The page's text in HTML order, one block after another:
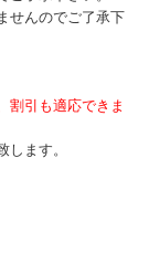
せんのでご了承下
割引も適応できま
ます。